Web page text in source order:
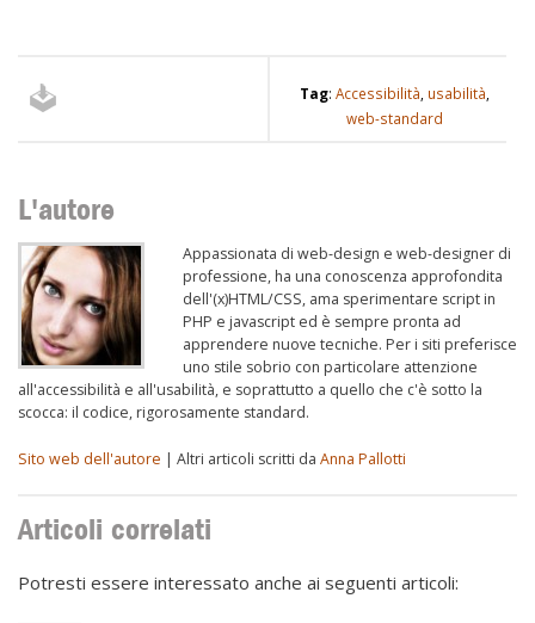
Tag: Accessibilità usabilità
web-standard
L'autore
Appassionata di web-design e web-designer di
professione, ha una conoscenza approfondita
dell'(x)HTML/CSS, ama sperimentare script in
PHP e javascript ed è sempre pronta ad
apprendere nuove tecniche. Per i siti preferisce
uno stile sobrio con particolare attenzione
all'accessibilità e all'usabilità, e soprattutto a quello che c'è sotto la
scocca: il codice, rigorosamente standard.
Sito web dell'autore | Altri articoli scritti da Anna Pallotti
Articoli correlati
Potresti essere interessato anche ai seguenti articoli: